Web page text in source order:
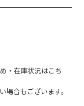
・在庫状況はこち
合もございます。